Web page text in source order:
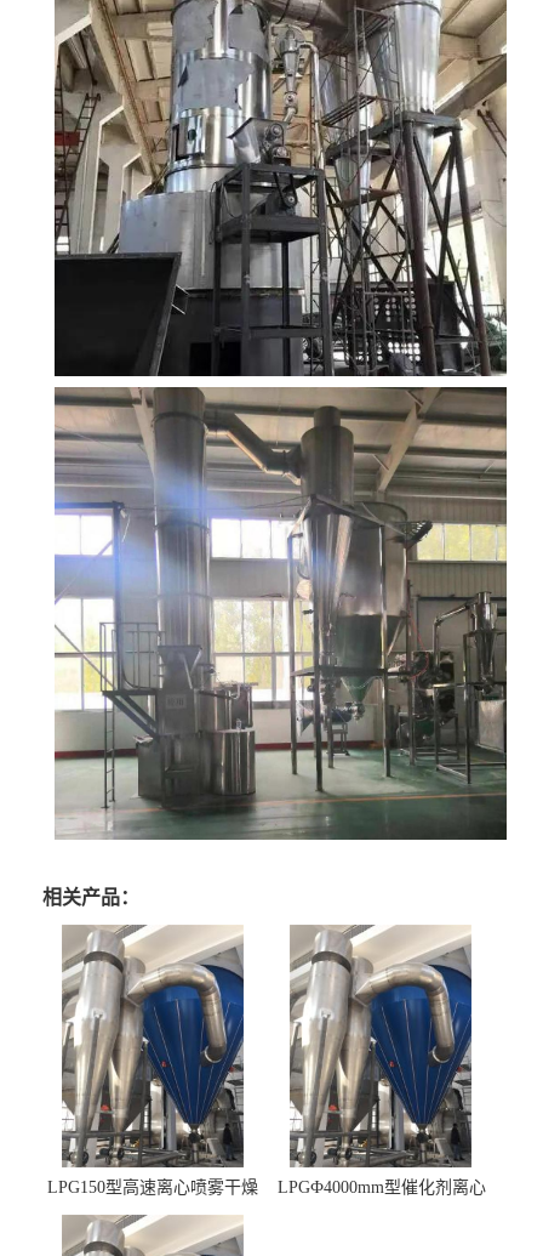
相关产品：
LPG150型高速离心喷雾干燥
机 φ2.85m
LPGФ4000mm型催化剂离心